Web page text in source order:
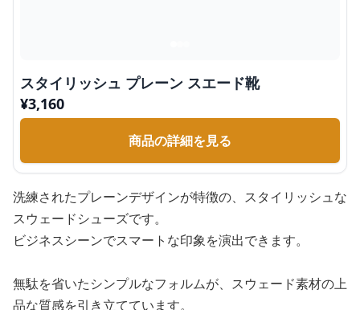
スタイリッシュ プレーン スエード靴
¥3,160
商品の詳細を見る
洗練されたプレーンデザインが特徴の、スタイリッシュな
スウェードシューズです。
ビジネスシーンでスマートな印象を演出できます。
無駄を省いたシンプルなフォルムが、スウェード素材の上
品な質感を引き立てています。